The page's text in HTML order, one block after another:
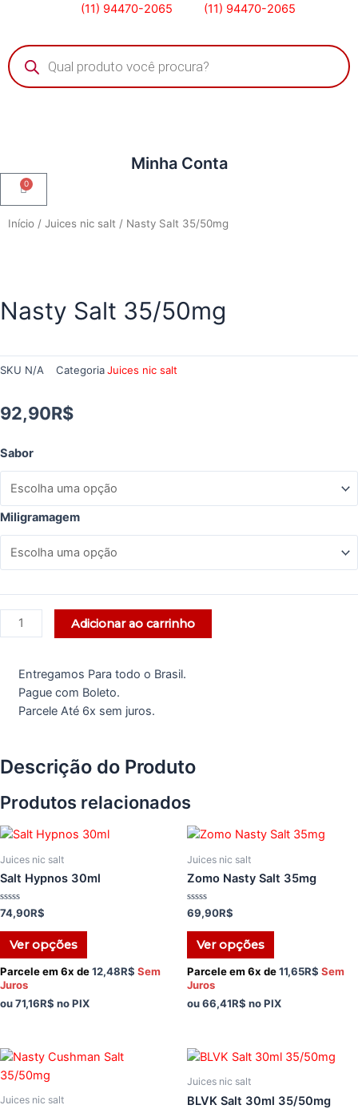
(11) 94470-2065 (11) 94470-2065
Minha Conta
0
Início / Juices nic salt / Nasty Salt 35/50mg
Nasty Salt 35/50mg
SKU N/A CategoriaJuices nic salt
92,90R$
Sabor
Miligramagem
Adicionar ao carrinho
Entregamos Para todo o Brasil.
Pague com Boleto.
Parcele Até 6x sem juros.
Descrição do Produto
Produtos relacionados
Juices nic salt
Salt Hypnos 30ml
Avaliação
de
74,90R$
Ver opções
Parcele em 6x de12,48R$ Sem
Juros
ou71,16R$ no PIX
Juices nic salt
Zomo Nasty Salt 35mg
Avaliação
de
69,90R$
Ver opções
Parcele em 6x de11,65R$ Sem
Juros
ou66,41R$ no PIX
Juices nic salt
Juices nic salt
BLVK Salt 30ml 35/50mg